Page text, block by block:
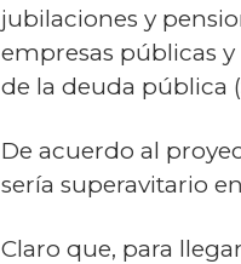
jubilaciones y
empresas públicas y
de la deuda pública
De acuerdo al
sería superavitario
Claro que, para